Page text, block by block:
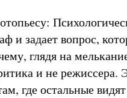
и задает вопрос,
глядя на
и не режиссера.
где остальные